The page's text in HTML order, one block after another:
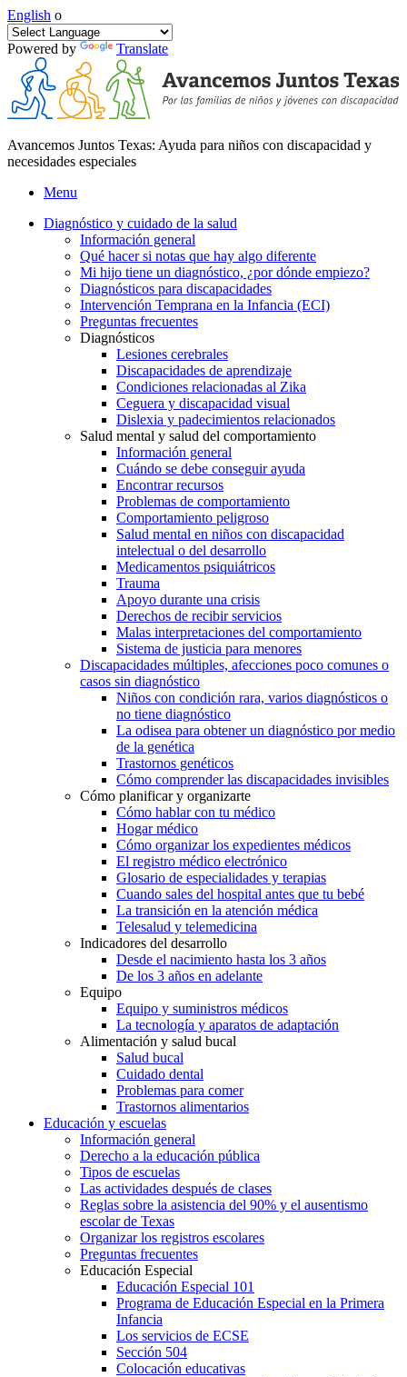
English o
Powered by Translate
Avancemos Juntos Texas: Ayuda para niños con discapacidad y
necesidades especiales
Menu
Diagnóstico y cuidado de la salud
Información general
Qué hacer si notas que hay algo diferente
Mi hijo tiene un diagnóstico, ¿por dónde empiezo?
Diagnósticos para discapacidades
Intervención Temprana en la Infancia (ECI)
Preguntas frecuentes
Diagnósticos
Lesiones cerebrales
Discapacidades de aprendizaje
Condiciones relacionadas al Zika
Ceguera y discapacidad visual
Dislexia y padecimientos relacionados
Salud mental y salud del comportamiento
Información general
Cuándo se debe conseguir ayuda
Encontrar recursos
Problemas de comportamiento
Comportamiento peligroso
Salud mental en niños con discapacidad
intelectual o del desarrollo
Medicamentos psiquiátricos
Trauma
Apoyo durante una crisis
Derechos de recibir servicios
Malas interpretaciones del comportamiento
Sistema de justicia para menores
Discapacidades múltiples, afecciones poco comunes o
casos sin diagnóstico
Niños con condición rara, varios diagnósticos o
no tiene diagnóstico
La odisea para obtener un diagnóstico por medio
de la genética
Trastornos genéticos
Cómo comprender las discapacidades invisibles
Cómo planificar y organizarte
Cómo hablar con tu médico
Hogar médico
Cómo organizar los expedientes médicos
El registro médico electrónico
Glosario de especialidades y terapias
Cuando sales del hospital antes que tu bebé
La transición en la atención médica
Telesalud y telemedicina
Indicadores del desarrollo
Desde el nacimiento hasta los 3 años
De los 3 años en adelante
Equipo
Equipo y suministros médicos
La tecnología y aparatos de adaptación
Alimentación y salud bucal
Salud bucal
Cuidado dental
Problemas para comer
Trastornos alimentarios
Educación y escuelas
Información general
Derecho a la educación pública
Tipos de escuelas
Las actividades después de clases
Reglas sobre la asistencia del 90% y el ausentismo
escolar de Texas
Organizar los registros escolares
Preguntas frecuentes
Educación Especial
Educación Especial 101
Programa de Educación Especial en la Primera
Infancia
Los servicios de ECSE
Sección 504
Colocación educativas